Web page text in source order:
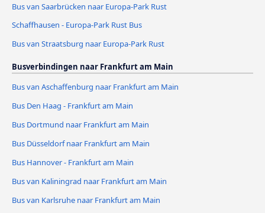
Bus van Saarbrücken naar Europa-Park Rust
Schaffhausen - Europa-Park Rust Bus
Bus van Straatsburg naar Europa-Park Rust
Busverbindingen naar Frankfurt am Main
Bus van Aschaffenburg naar Frankfurt am Main
Bus Den Haag - Frankfurt am Main
Bus Dortmund naar Frankfurt am Main
Bus Düsseldorf naar Frankfurt am Main
Bus Hannover - Frankfurt am Main
Bus van Kaliningrad naar Frankfurt am Main
Bus van Karlsruhe naar Frankfurt am Main